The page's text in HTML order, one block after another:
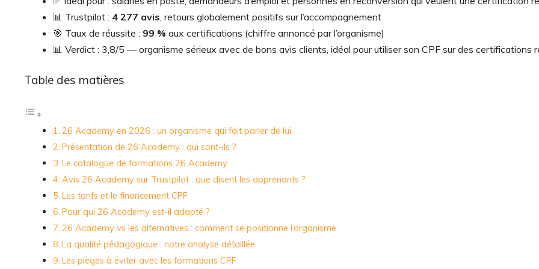
📊 Trustpilot : 4 277 avis, retours globalement positifs sur l’accompagnement
🎯 Taux de réussite : 99 % aux certifications (chiffre annoncé par l’organisme)
📊 Verdict : 3,8/5 — organisme sérieux avec de bons avis clients, idéal pour utiliser son CPF sur des certifications
Table des matières
26 Academy en 2026 : un organisme qui fait parler de lui
Présentation de 26 Academy : qui sont-ils ?
Le catalogue de formations 26 Academy
Avis 26 Academy sur Trustpilot : que disent les apprenants ?
Les tarifs et le financement CPF
Pour qui 26 Academy est-il adapté ?
26 Academy vs les alternatives : comment se positionne l’organisme
La qualité pédagogique : notre analyse détaillée
Les pièges à éviter avec les formations CPF